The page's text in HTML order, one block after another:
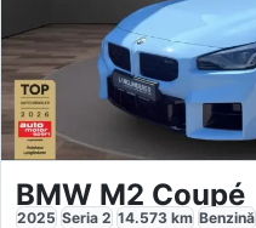
BMW M2 Coupé
2025 Seria 2 14.573 km Benzină